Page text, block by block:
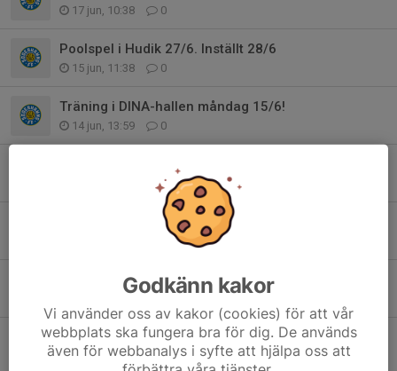
17 jun, 10:38 0
Poolspel i Hudik 27/6. Inställt 28/6
15 jun, 11:38 0
Träning i DINA-hallen måndag 15/6!
14 jun, 13:59 0
0
Info Poolspel i Hög!
Brådskande anmälan!
3 jun, 17:30 0
Anmälan till Hudik Cup och poolspel!
2 jun, 09:31 0
Godkänn kakor
Vi använder oss av kakor (cookies) för att vår
webbplats ska fungera bra för dig. De används
även för webbanalys i syfte att hjälpa oss att